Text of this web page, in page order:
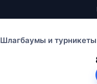
Шлагбаумы и турникеты